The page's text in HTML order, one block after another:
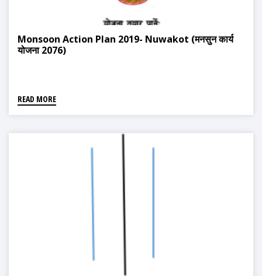
Monsoon Action Plan 2019- Nuwakot (मनसुन कार्य
योजना 2076)
READ MORE